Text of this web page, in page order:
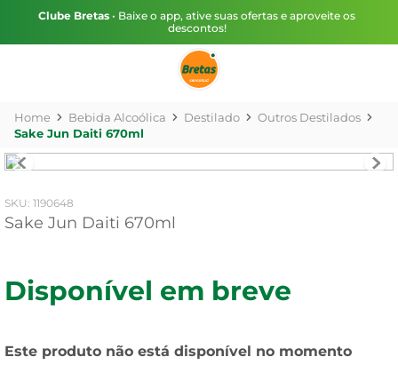
Clube Bretas • Baixe o app, ative suas ofertas e aproveite os
descontos!
Bebida Alcoólica Destilado
Outros Destilados
Sake Jun Daiti 670ml
: 1190648
Sake Jun Daiti 670ml
Disponível em breve
Este produto não está disponível no momento